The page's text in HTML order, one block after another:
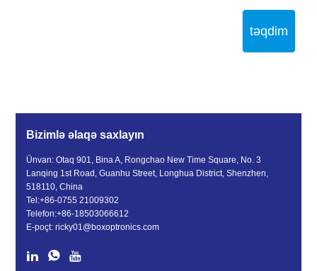
təqdim
Bizimlə əlaqə saxlayın
Ünvan: Otaq 901, Bina A, Rongchao New Time Square, No. 3
Lanqing 1st Road, Guanhu Street, Longhua District, Shenzhen,
518110, China
Tel:+86-0755 21009302
Telefon:+86-18503066612
E-poçt:ricky01@boxoptronics.com